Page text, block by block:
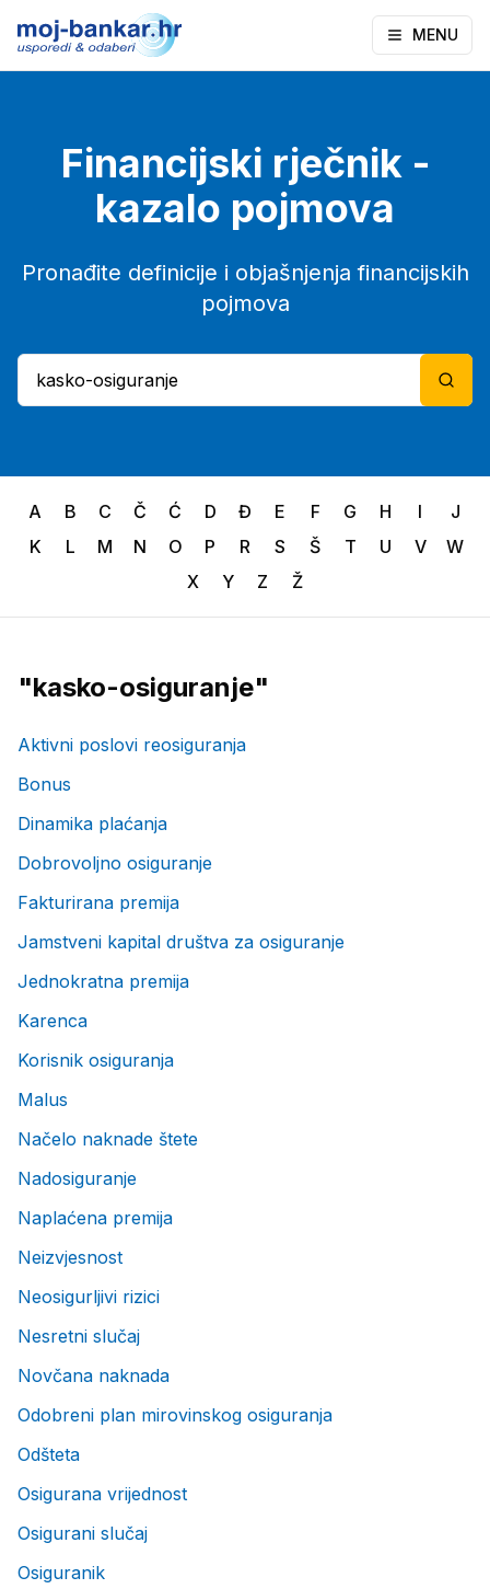
MENU
Financijski rječnik -
kazalo pojmova
Pronađite definicije i objašnjenja financijskih
pojmova
A B C Č Ć D Đ E F G H I
J
K
L M N O P R S Š T U V
W
X
Y Z Ž
"kasko-osiguranje"
Aktivni poslovi reosiguranja
Bonus
Dinamika plaćanja
Dobrovoljno osiguranje
Fakturirana premija
Jamstveni kapital društva za osiguranje
Jednokratna premija
Karenca
Korisnik osiguranja
Malus
Načelo naknade štete
Nadosiguranje
Naplaćena premija
Neizvjesnost
Neosigurljivi rizici
Nesretni slučaj
Novčana naknada
Odobreni plan mirovinskog osiguranja
Odšteta
Osigurana vrijednost
Osigurani slučaj
Osiguranik